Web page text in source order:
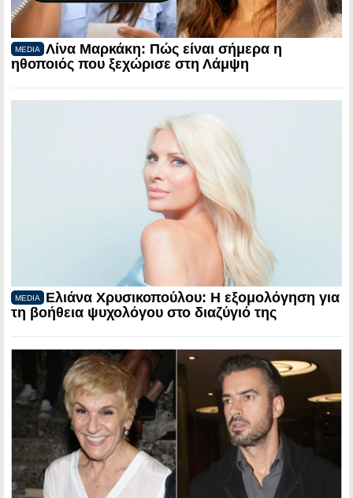
MEDIA
Λίνα Μαρκάκη: Πώς είναι σήμερα η
ηθοποιός που ξεχώρισε στη Λάμψη
MEDIA
Ελιάνα Χρυσικοπούλου: Η εξομολόγηση για
τη βοήθεια ψυχολόγου στο διαζύγιό της